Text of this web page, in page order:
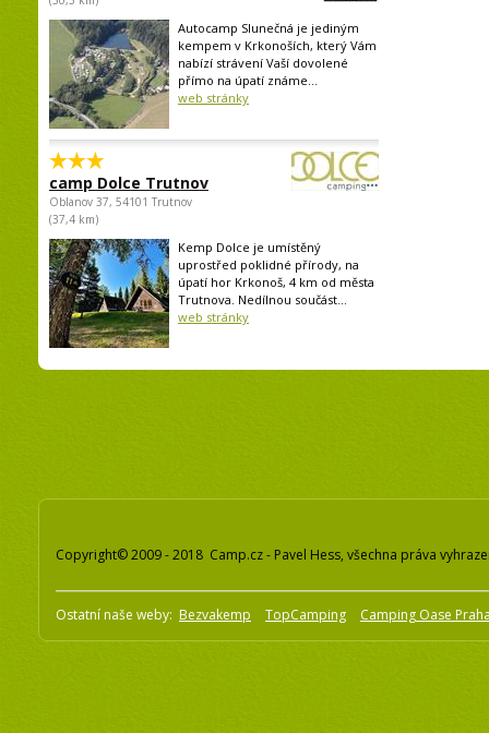
Autocamp Slunečná je jediným
kempem v Krkonoších, který Vám
nabízí strávení Vaší dovolené
přímo na úpatí známe...
web stránky
camp Dolce Trutnov
Oblanov 37, 54101 Trutnov
(37,4 km)
Kemp Dolce je umístěný
uprostřed poklidné přírody, na
úpatí hor Krkonoš, 4 km od města
Trutnova. Nedílnou součást...
web stránky
Copyright© 2009 - 2018 Camp.cz - Pavel Hess, všechna práva
Ostatní naše weby: Bezvakemp TopCamping Camping Oase